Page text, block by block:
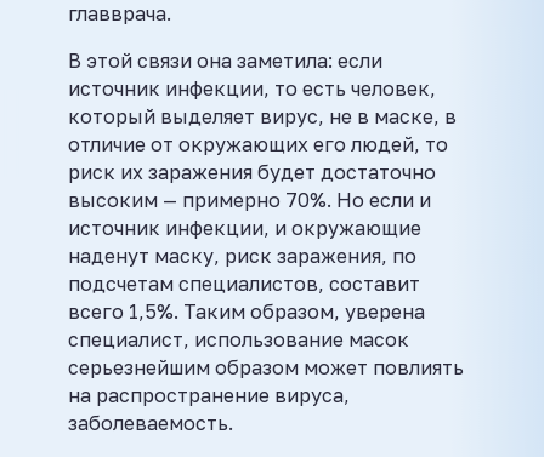
главврача.
В этой связи она заметила: если
источник инфекции, то есть человек,
который выделяет вирус, не в маске, в
отличие от окружающих его людей, то
риск их заражения будет достаточно
высоким — примерно 70%. Но если и
источник инфекции, и окружающие
наденут маску, риск заражения, по
подсчетам специалистов, составит
всего 1,5%. Таким образом, уверена
специалист, использование масок
серьезнейшим образом может повлиять
на распространение вируса,
заболеваемость.